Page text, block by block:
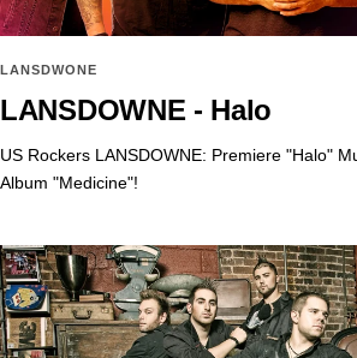
LANSDWONE
LANSDOWNE - Halo
US Rockers LANSDOWNE: Premiere "Halo"
Album "Medicine"!